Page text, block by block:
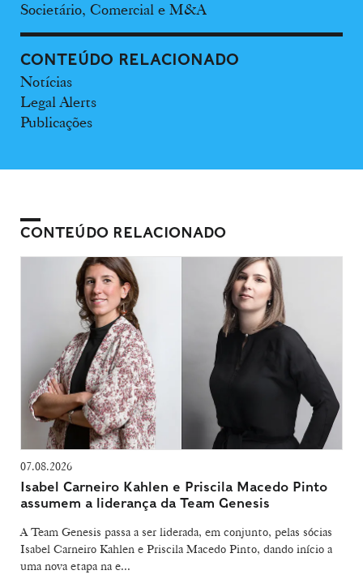
Societário, Comercial e M&A
CONTEÚDO RELACIONADO
Notícias
Legal Alerts
Publicações
CONTEÚDO RELACIONADO
07.08.2026
Isabel Carneiro Kahlen e Priscila Macedo Pinto
assumem a liderança da Team Genesis
A Team Genesis passa a ser liderada, em conjunto, pelas sócias
Isabel Carneiro Kahlen e Priscila Macedo Pinto, dando início a
uma nova etapa na e...